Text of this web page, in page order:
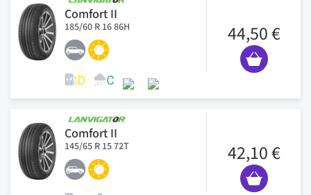
Comfort II
185/60 R 16 86H 44,50 €
Comfort II
145/65 R 15 72T 42,10 €